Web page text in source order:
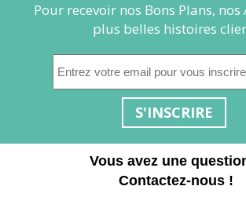
Pour recevoir nos Bons Plans, nos
plus belles histoires
S'INSCRIRE
Vous avez une
Contactez-nous !